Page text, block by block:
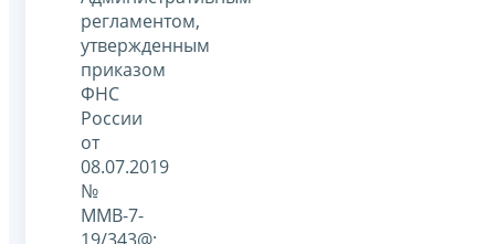
регламентом,
утвержденным
приказом
ФНС
России
от
08.07.2019
№
ММВ-7-